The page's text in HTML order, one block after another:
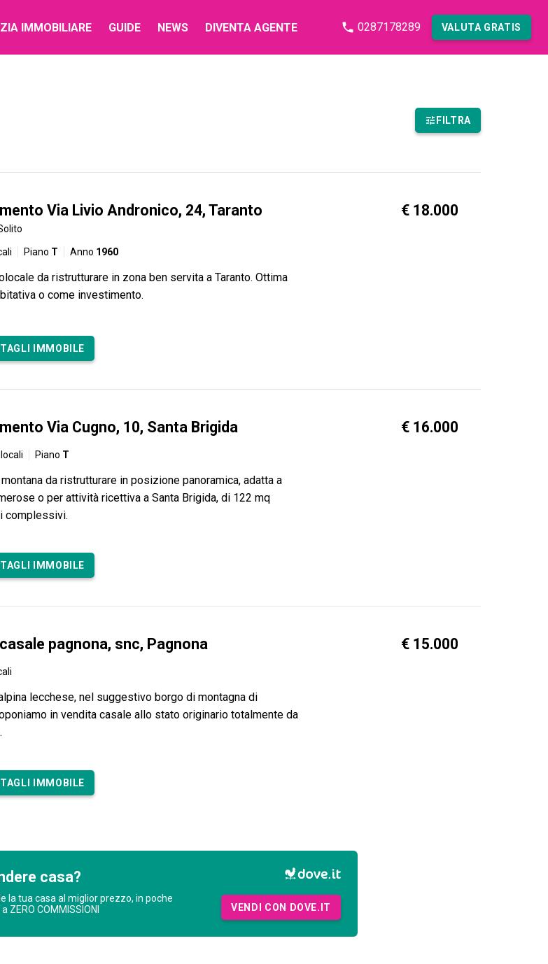
IMMOBILIARE GUIDE NEWS DIVENTA AGENTE 0287178289 VALUTA GRATIS
FILTRA
Via Livio Andronico, 24, Taranto
Piano T Anno 1960
€ 18.000
da ristrutturare in zona ben servita a Taranto. Ottima
o come investimento.
IMMOBILE
Via Cugno, 10, Santa Brigida
locali Piano T
€ 16.000
da ristrutturare in posizione panoramica, adatta a
o per attività ricettiva a Santa Brigida, di 122 mq
complessivi.
IMMOBILE
pagnona, snc, Pagnona € 15.000
lecchese, nel suggestivo borgo di montagna di
in vendita casale allo stato originario totalmente da
IMMOBILE
casa?
la tua casa al miglior prezzo, in poche
ZERO COMMISSIONI
VENDI CON DOVE.IT